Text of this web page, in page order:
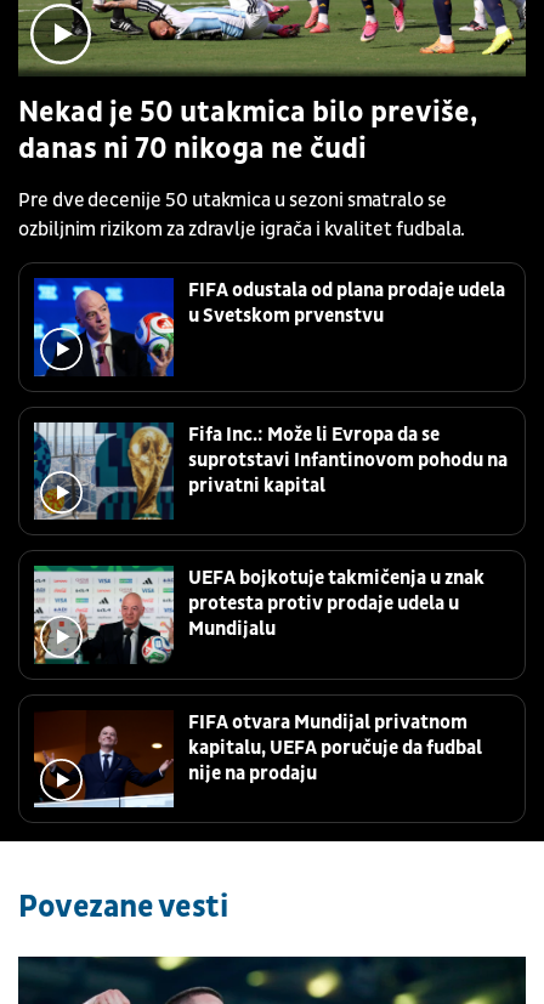
Nekad je 50 utakmica bilo previše,
danas ni 70 nikoga ne čudi
Pre dve decenije 50 utakmica u sezoni smatralo se
ozbiljnim rizikom za zdravlje igrača i kvalitet fudbala.
FIFA odustala od plana prodaje udela
u Svetskom prvenstvu
Fifa Inc.: Može li Evropa da se
suprotstavi Infantinovom pohodu na
privatni kapital
UEFA bojkotuje takmičenja u znak
protesta protiv prodaje udela u
Mundijalu
FIFA otvara Mundijal privatnom
kapitalu, UEFA poručuje da fudbal
nije na prodaju
Povezane vesti